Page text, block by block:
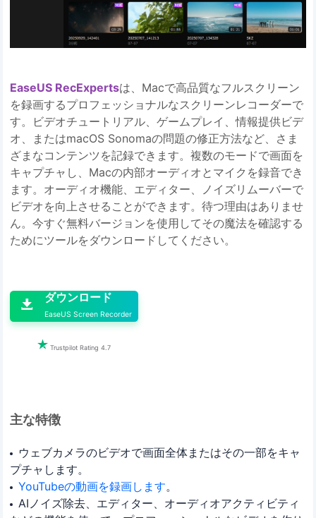
EaseUS RecExpertsは、Macで高品質なフルスクリーン
を録画するプロフェッショナルなスクリーンレコーダーで
す。ビデオチュートリアル、ゲームプレイ、情報提供ビデ
オ、またはmacOS Sonomaの問題の修正方法など、さま
ざまなコンテンツを記録できます。複数のモードで画面を
キャプチャし、Macの内部オーディオとマイクを録音でき
ます。オーディオ機能、エディター、ノイズリムーバーで
ビデオを向上させることができます。待つ理由はありませ
ん。今すぐ無料バージョンを使用してその魔法を確認する
ためにツールをダウンロードしてください。
 ダウンロード
EaseUS Screen Recorder
 Trustpilot Rating 4.7
主な特徴
ウェブカメラのビデオで画面全体またはその一部をキャ
プチャします。
YouTubeの動画を録画します。
AIノイズ除去、エディター、オーディオアクティビティ